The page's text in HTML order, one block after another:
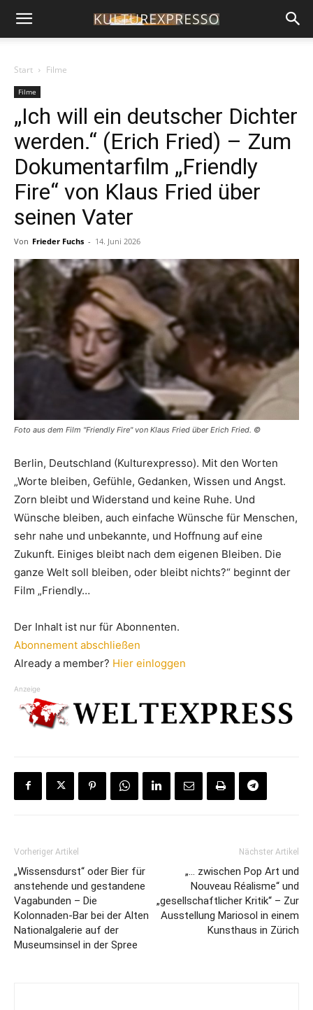
Start Filme
Filme
„Ich will ein deutscher Dichter
werden.“ (Erich Fried) – Zum
Dokumentarfilm „Friendly
Fire“ von Klaus Fried über
seinen Vater
Von Frieder Fuchs - 14. Juni 2026
Foto aus dem Film "Friendly Fire" von Klaus Fried über Erich Fried. ©
Berlin, Deutschland (Kulturexpresso). Mit den Worten
„Worte bleiben, Gefühle, Gedanken, Wissen und Angst.
Zorn bleibt und Widerstand und keine Ruhe. Und
Wünsche bleiben, auch einfache Wünsche für Menschen,
sehr nahe und unbekannte, und Hoffnung auf eine
Zukunft. Einiges bleibt nach dem eigenen Bleiben. Die
ganze Welt soll bleiben, oder bleibt nichts?“ beginnt der
Film „Friendly…
Der Inhalt ist nur für Abonnenten.
Abonnement abschließen
Already a member? Hier einloggen
Anzeige
Vorheriger Artikel
„Wissensdurst“ oder Bier für
anstehende und gestandene
Vagabunden – Die
Kolonnaden-Bar bei der Alten
Nationalgalerie auf der
Museumsinsel in der Spree
Nächster Artikel
„… zwischen Pop Art und
Nouveau Réalisme“ und
„gesellschaftlicher Kritik“ – Zur
Ausstellung Mariosol in einem
Kunsthaus in Zürich